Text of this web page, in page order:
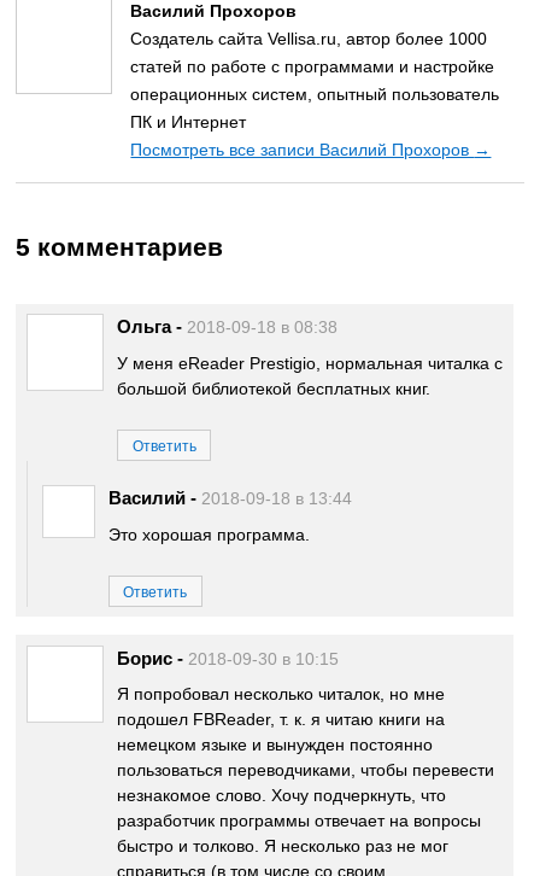
Василий Прохоров
Создатель сайта Vellisa.ru, автор более 1000
статей по работе с программами и настройке
операционных систем, опытный пользователь
ПК и Интернет
Посмотреть все записи Василий Прохоров →
5 комментариев
Ольга - 2018-09-18 в 08:38
У меня eReader Prestigio, нормальная читалка с
большой библиотекой бесплатных книг.
Ответить
Василий - 2018-09-18 в 13:44
Это хорошая программа.
Ответить
Борис - 2018-09-30 в 10:15
Я попробовал несколько читалок, но мне
подошел FBReader, т. к. я читаю книги на
немецком языке и вынужден постоянно
пользоваться переводчиками, чтобы перевести
незнакомое слово. Хочу подчеркнуть, что
разработчик программы отвечает на вопросы
быстро и толково. Я несколько раз не мог
справиться (в том числе со своим